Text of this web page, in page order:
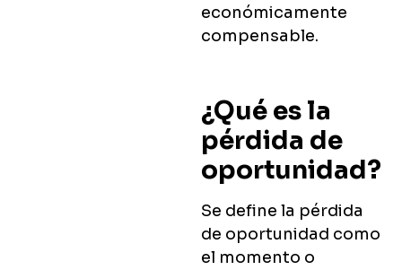
económicamente
compensable.
¿Qué es la
pérdida de
oportunidad?
Se define la pérdida
de oportunidad como
el momento o